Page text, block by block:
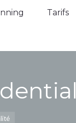
Tarifs
Tarifs